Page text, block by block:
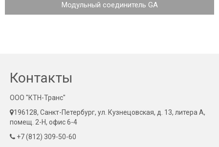
Модульный соединитель GA
Контакты
ООО "КТН-Транс"
196128, Санкт-Петербург, ул. Кузнецовская, д. 13, литера А,
помещ. 2-Н, офис 6-4
+7 (812) 309-50-60